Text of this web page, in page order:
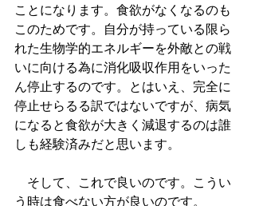
ことになります。食欲がなくなるのも
このためです。自分が持っている限ら
れた生物学的エネルギーを外敵との戦
いに向ける為に消化吸収作用をいった
ん停止するのです。とはいえ、完全に
停止せらるる訳ではないですが、病気
になると食欲が大きく減退するのは誰
しも経験済みだと思います。
そして、これで良いのです。こうい
う時は食べない方が良いのです。